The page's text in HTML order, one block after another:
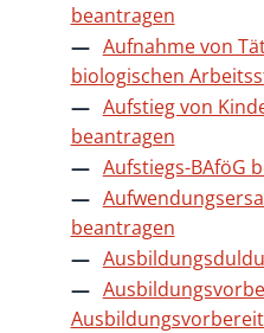
beantragen
Aufnahme von
biologischen
Aufstieg von
beantragen
Aufstiegs-BAföG
beantragen